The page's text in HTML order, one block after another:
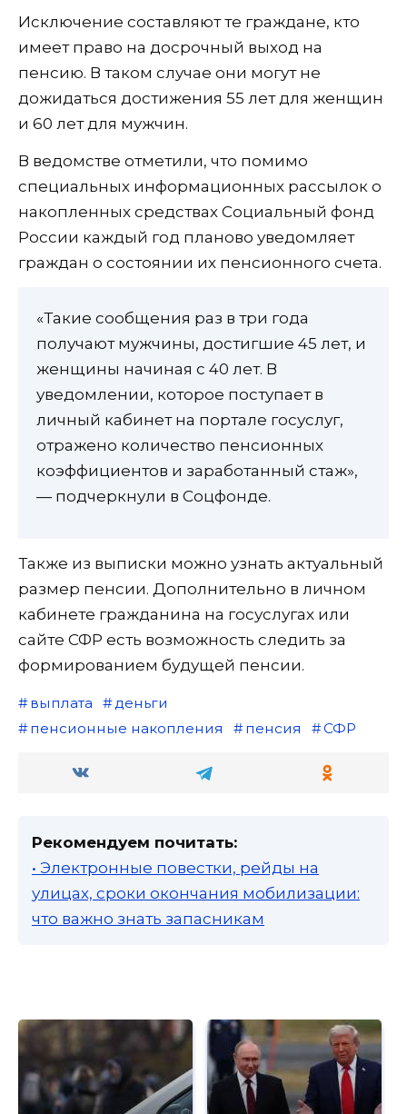
Исключение составляют те граждане, кто
имеет право на досрочный выход на
пенсию. В таком случае они могут не
дожидаться достижения 55 лет для женщин
и 60 лет для мужчин.
В ведомстве отметили, что помимо
специальных информационных рассылок о
накопленных средствах Социальный фонд
России каждый год планово уведомляет
граждан о состоянии их пенсионного счета.
«Такие сообщения раз в три года
получают мужчины, достигшие 45 лет, и
женщины начиная с 40 лет. В
уведомлении, которое поступает в
личный кабинет на портале госуслуг,
отражено количество пенсионных
коэффициентов и заработанный стаж»,
— подчеркнули в Соцфонде.
Также из выписки можно узнать актуальный
размер пенсии. Дополнительно в личном
кабинете гражданина на госуслугах или
сайте СФР есть возможность следить за
формированием будущей пенсии.
выплата
деньги
пенсионные накопления
пенсия СФР
Рекомендуем почитать:
• Электронные повестки, рейды на
улицах, сроки окончания мобилизации:
что важно знать запасникам